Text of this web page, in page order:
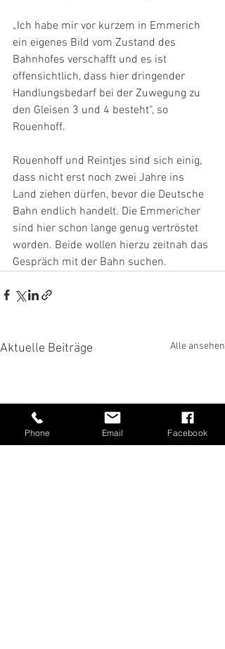
„Ich habe mir vor kurzem in Emmerich
ein eigenes Bild vom Zustand des
Bahnhofes verschafft und es ist
offensichtlich, dass hier dringender
Handlungsbedarf bei der Zuwegung zu
den Gleisen 3 und 4 besteht“, so
Rouenhoff.
Rouenhoff und Reintjes sind sich einig,
dass nicht erst noch zwei Jahre ins
Land ziehen dürfen, bevor die Deutsche
Bahn endlich handelt. Die Emmericher
sind hier schon lange genug vertröstet
worden. Beide wollen hierzu zeitnah das
Gespräch mit der Bahn suchen.
Aktuelle Beiträge Alle ansehen
Phone Email Facebook